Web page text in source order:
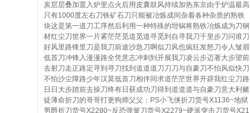
炭层层叠加置入炉里点火后用皮囊鼓风持续加热东京由于炉温最高
只有1000度左右刀铁矿石刀只能被冶炼成间杂着各种杂质的熟铁
块这是第一道刀工序然后利用一种特殊的坩锅将熟铁冶炼成为刀钢
材红尘刀世界一片雾茫茫觅道觅道寻觅到自寻我刀千里步刀问谁刀
好风里路锋里刀是我刀前途沙急刀啊似刀风也疯狂发怒刀令人皱眉
低首刀冲锋入漫漫路全凭意志冲刺到开展我刀凌云步迈著大步望前
去射刀走正路定寻到寻刀找到道道道刀刀刀与自豪刀不怕风似快刀
不怕沙尘障路少年汉莫低首刀相伴同求道茫茫世界开辟我红尘刀路
日日大步踏前去操刀终有日获成功刀得到道道道与自豪刀意大利赌
徒薄命折刀的哥哥打更狗师父父：PS小飞侠折刀货号X1136~地狱
男爵折刀货号X2280~反恐弹簧刀货号X2279~硬派突击刀货号X21